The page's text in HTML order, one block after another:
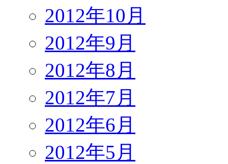
2012年10月
2012年9月
2012年8月
2012年7月
2012年6月
2012年5月